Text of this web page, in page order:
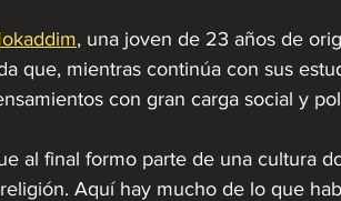
, una joven de 23 años de
que, mientras continúa con sus
con gran carga social y
al final formo parte de una cultura
Aquí hay mucho de lo que